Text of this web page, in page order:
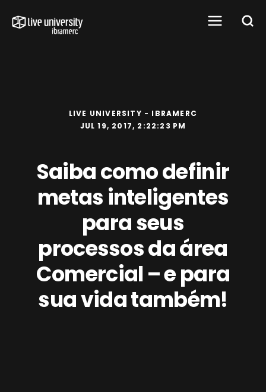
LIVE UNIVERSITY - IBRAMERC
JUL 19, 2017, 2:22:23 PM
Saiba como definir
metas inteligentes
para seus
processos da área
Comercial – e para
sua vida também!